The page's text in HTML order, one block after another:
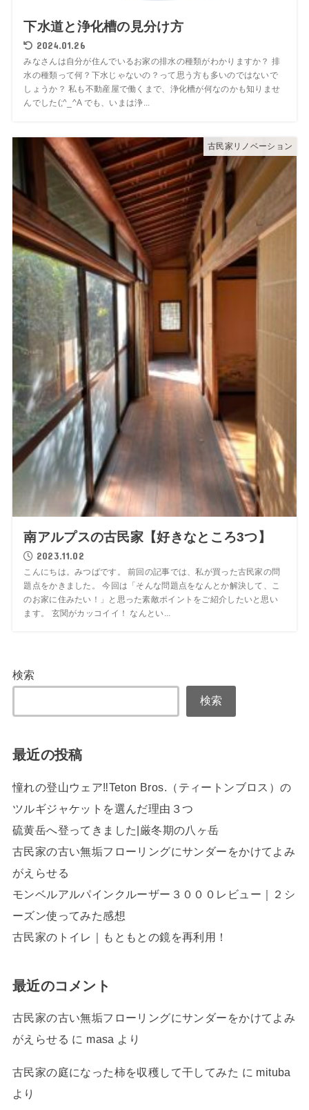
下水道と浄化槽の見分け方
2024.01.26
みなさんは自分が住んでいるお家の排水の種類がわかりますか？ 排
水の種類って何？下水じゃないの？って思う方も多いのではないで
しょうか？ 私も不動産屋で働くまで、浄化槽が何なのかも知りませ
んでした(;^_^A でも、いまは浄...
古民家リノベーション
南アルプスの古民家【好きなところ3つ】
2023.11.02
こんにちは。みつばです。 前回の記事では、私が買った古民家の問
題点をかきました。 今回は「そんな問題点をなんとか解決して、こ
のお家に住みたい！」と思った素敵ポイントをご紹介したいと思い
ます。 玄関がカッコイイ！ なんとい...
検索
検索
最近の投稿
憧れの登山ウェア‼Teton Bros.（ティートンブロス）の
ツルギジャケットを選んだ理由３つ
硫黄岳へ登ってきました|厳冬期の八ヶ岳
古民家の古い無垢フローリングにサンダーをかけてよみ
がえらせる
モンベルアルパインクルーザー３０００レビュー｜２シ
ーズン使ってみた感想
古民家のトイレ｜もともとの鏡を再利用！
最近のコメント
古民家の古い無垢フローリングにサンダーをかけてよみ
がえらせる に masa より
古民家の庭になった柿を収穫して干してみた に mituba
より